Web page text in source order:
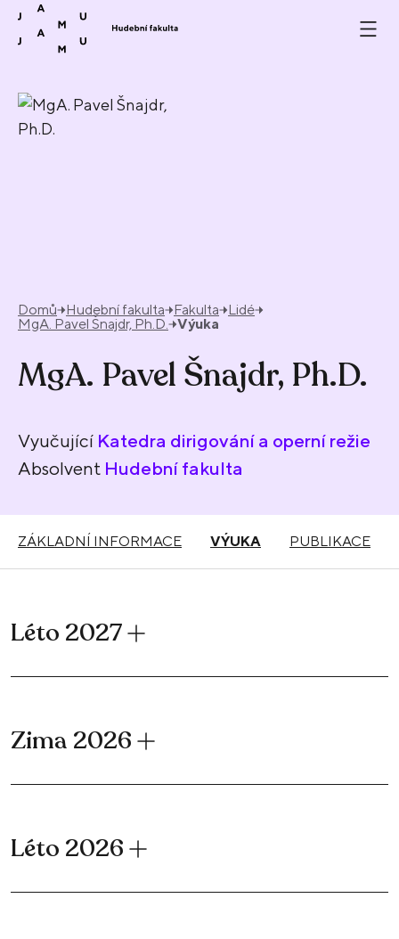
Přeskočit na obsah
Domů Hudební fakulta Fakulta
Lidé
MgA. Pavel Šnajdr, Ph.D. Výuka
MgA. Pavel Šnajdr, Ph.D.
Vyučující Katedra dirigování a operní režie
Absolvent Hudební fakulta
ZÁKLADNÍ INFORMACE VÝUKA PUBLIKACE
Léto 2027
Zima 2026
Léto 2026